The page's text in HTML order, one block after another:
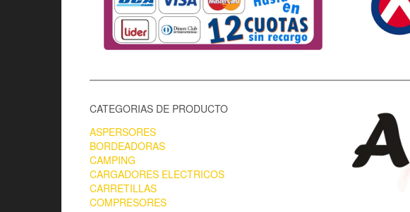
CATEGORIAS DE PRODUCTO
ASPERSORES
BORDEADORAS
CAMPING
CARGADORES ELECTRICOS
CARRETILLAS
COMPRESORES